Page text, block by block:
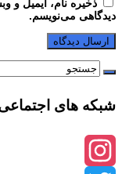
ذخیره نام، ایمیل و
دیدگاهی می‌نویسم.
شبکه های